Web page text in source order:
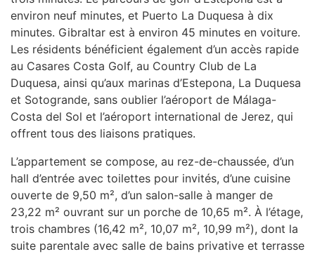
environ neuf minutes, et Puerto La Duquesa à dix
minutes. Gibraltar est à environ 45 minutes en voiture.
Les résidents bénéficient également d’un accès rapide
au Casares Costa Golf, au Country Club de La
Duquesa, ainsi qu’aux marinas d’Estepona, La Duquesa
et Sotogrande, sans oublier l’aéroport de Málaga-
Costa del Sol et l’aéroport international de Jerez, qui
offrent tous des liaisons pratiques.
L’appartement se compose, au rez-de-chaussée, d’un
hall d’entrée avec toilettes pour invités, d’une cuisine
ouverte de 9,50 m², d’un salon-salle à manger de
23,22 m² ouvrant sur un porche de 10,65 m². À l’étage,
trois chambres (16,42 m², 10,07 m², 10,99 m²), dont la
suite parentale avec salle de bains privative et terrasse